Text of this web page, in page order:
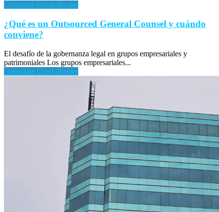
Corporate Cross-Border
¿Qué es un Outsourced General Counsel y cuándo
conviene?
El desafío de la gobernanza legal en grupos empresariales y
patrimoniales Los grupos empresariales...
Corporate Cross-Border